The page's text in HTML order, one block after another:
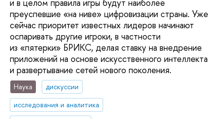
и в целом правила игры будут наиболее
преуспевшие «на ниве» цифровизации страны. Уже
сейчас приоритет известных лидеров начинают
оспаривать другие игроки, в частности
из «пятерки» БРИКС, делая ставку на внедрение
приложений на основе искусственного интеллекта
и развертывание сетей нового поколения.
Наука
дискуссии
исследования и аналитика